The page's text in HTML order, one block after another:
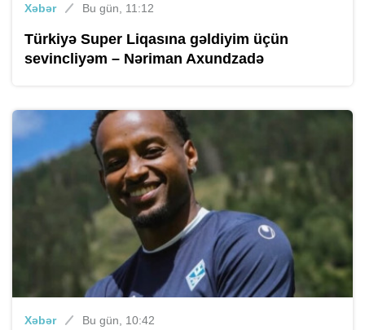
Xəbər Bu gün, 11:12
Türkiyə Super Liqasına gəldiyim üçün
sevincliyəm – Nəriman Axundzadə
Xəbər Bu gün, 10:42